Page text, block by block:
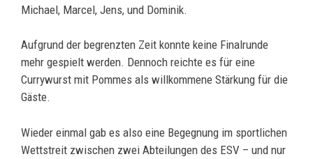
Michael, Marcel, Jens, und Dominik.
Aufgrund der begrenzten Zeit konnte keine Finalrunde
mehr gespielt werden. Dennoch reichte es für eine
Currywurst mit Pommes als willkommene Stärkung für die
Gäste.
Wieder einmal gab es also eine Begegnung im sportlichen
Wettstreit zwischen zwei Abteilungen des ESV – und nur